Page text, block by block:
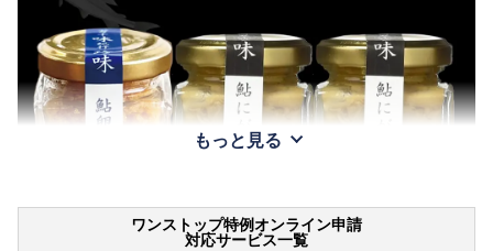
もっと見る
ワンストップ特例オンライン申請
対応サービス一覧